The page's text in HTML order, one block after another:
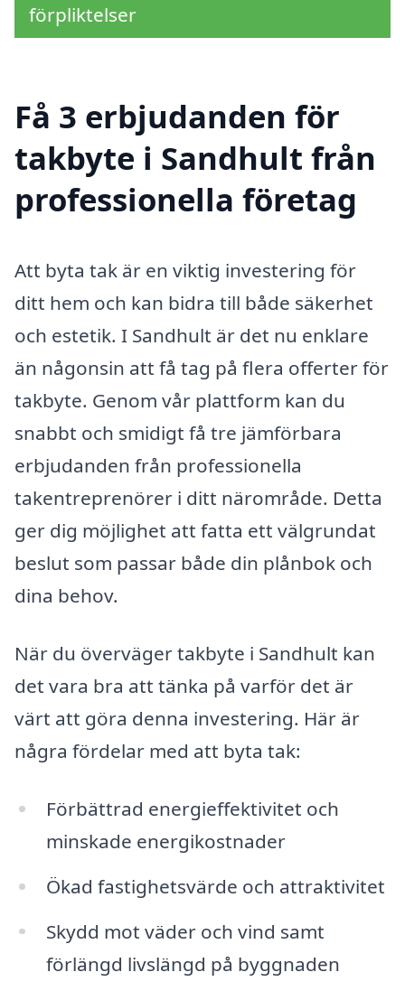
förpliktelser
Få 3 erbjudanden för
takbyte i Sandhult från
professionella företag
Att byta tak är en viktig investering för
ditt hem och kan bidra till både säkerhet
och estetik. I Sandhult är det nu enklare
än någonsin att få tag på flera offerter för
takbyte. Genom vår plattform kan du
snabbt och smidigt få tre jämförbara
erbjudanden från professionella
takentreprenörer i ditt närområde. Detta
ger dig möjlighet att fatta ett välgrundat
beslut som passar både din plånbok och
dina behov.
När du överväger takbyte i Sandhult kan
det vara bra att tänka på varför det är
värt att göra denna investering. Här är
några fördelar med att byta tak:
Förbättrad energieffektivitet och
minskade energikostnader
Ökad fastighetsvärde och attraktivitet
Skydd mot väder och vind samt
förlängd livslängd på byggnaden